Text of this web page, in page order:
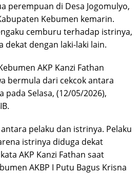
perempuan di Desa Jogomulyo,
Kebumen kemarin.
cemburu terhadap istrinya,
dekat dengan laki-laki lain.
AKP Kanzi Fathan
bermula dari cekcok antara
Selasa, (12/05/2026),
pelaku dan istrinya. Pelaku
istrinya diduga dekat
AKP Kanzi Fathan saat
AKBP I Putu Bagus Krisna